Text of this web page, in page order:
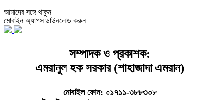
আমাদের সঙ্গে থাকুন
মোবাইল অ্যাপস ডাউনলোড করুন
সম্পাদক ও প্রকাশক:
এমরানুল হক সরকার (শাহাজাদা এমরান)
মোবাইল ফোন: ০১৭১১-৩৮৮৩০৮